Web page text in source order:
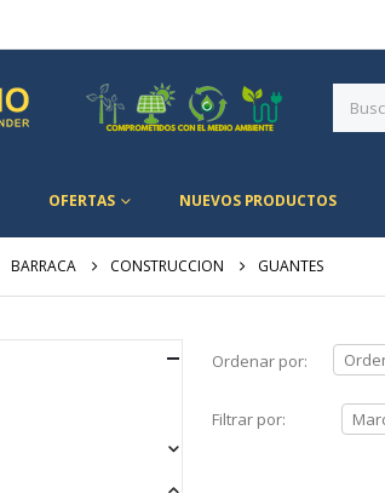
OFERTAS NUEVOS PRODUCTOS
BARRACA CONSTRUCCION GUANTES
Ordenar por:
Filtrar por: